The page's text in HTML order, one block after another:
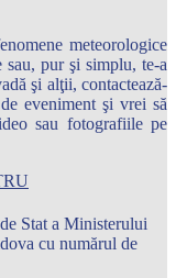
meteorologice
sau, pur şi simplu, te-a
şi alţii, contactează-
eveniment şi vrei să
sau fotografiile pe
Stat a Ministerului
cu numărul de